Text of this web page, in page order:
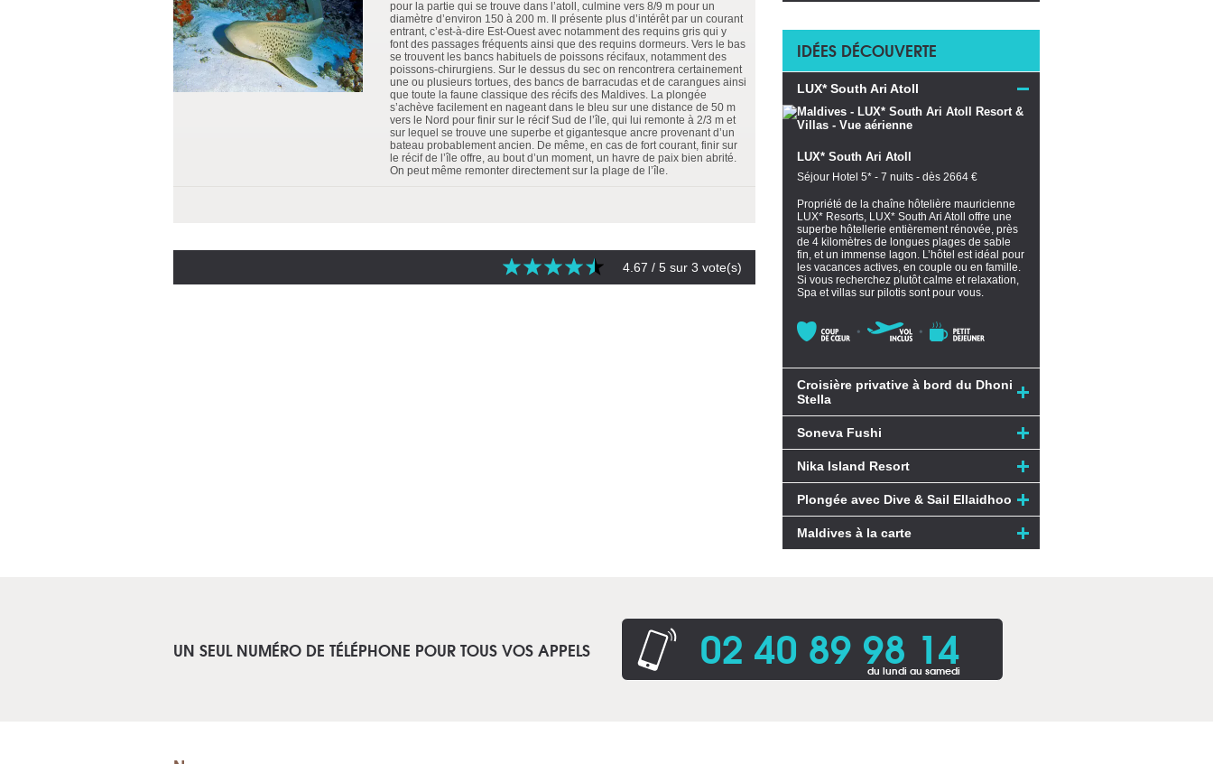
pour la partie qui se trouve dans l’atoll, culmine vers 8/9 m pour un
diamètre d’environ 150 à 200 m. Il présente plus d’intérêt par un courant
entrant, c’est-à-dire Est-Ouest avec notamment des requins gris qui y
font des passages fréquents ainsi que des requins dormeurs. Vers le bas
se trouvent les bancs habituels de poissons récifaux, notamment des
poissons-chirurgiens. Sur le dessus du sec on rencontrera certainement
une ou plusieurs tortues, des bancs de barracudas et de carangues ainsi
que toute la faune classique des récifs des Maldives. La plongée
s’achève facilement en nageant dans le bleu sur une distance de 50 m
vers le Nord pour finir sur le récif Sud de l’île, qui lui remonte à 2/3 m et
sur lequel se trouve une superbe et gigantesque ancre provenant d’un
bateau probablement ancien. De même, en cas de fort courant, finir sur
le récif de l’île offre, au bout d’un moment, un havre de paix bien abrité.
On peut même remonter directement sur la plage de l’île.
4.67 / 5 sur 3 vote(s)
IDÉES DÉCOUVERTE
LUX* South Ari Atoll
LUX* South Ari Atoll
Séjour Hotel 5* - 7 nuits - dès 2664 €
Propriété de la chaîne hôtelière mauricienne
LUX* Resorts, LUX* South Ari Atoll offre une
superbe hôtellerie entièrement rénovée, près
de 4 kilomètres de longues plages de sable
fin, et un immense lagon. L’hôtel est idéal pour
les vacances actives, en couple ou en famille.
Si vous recherchez plutôt calme et relaxation,
Spa et villas sur pilotis sont pour vous.
Croisière privative à bord du Dhoni
Stella
Soneva Fushi
Nika Island Resort
Plongée avec Dive & Sail Ellaidhoo
Maldives à la carte
UN SEUL NUMÉRO DE TÉLÉPHONE POUR TOUS VOS APPELS 02 40 89 98 14
du lundi au samedi